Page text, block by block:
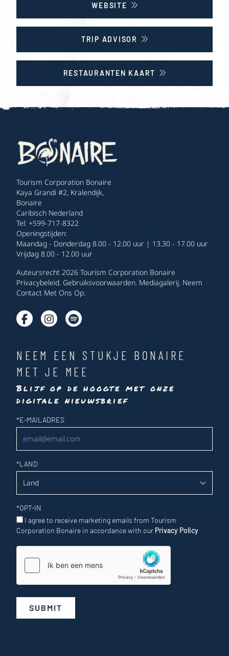
WEBSITE
TRIP ADVISOR
RESTAURANTEN KAART
Tourism Corporation Bonaire
Kaya Grandi #2, Kralendijk,
Bonaire
Caribisch Nederland
Tel: +599-717-8322
Openingstijden:
Maandag - Donderdag 8.00 - 12.00 uur | 13.30 - 17.00 uur
Vrijdag 8.00 - 12.00 uur
Auteursrecht 2026 Tourism Corporation Bonaire
Privacybeleid. Gebruiksvoorwaarden. Mediagalerij. Neem
Contact Met Ons Op.
NEEM EEN STUKJE BONAIRE
MET JE MEE
Blijf op de hoogte met onze
digitale nieuwsbrief
Nieuwsbrief
*E-MAILADRES
*LAND
*OPT-IN
I agree to receive marketing emails from Tourism
Corporation Bonaire in accordance with our Privacy Policy
SUBMIT